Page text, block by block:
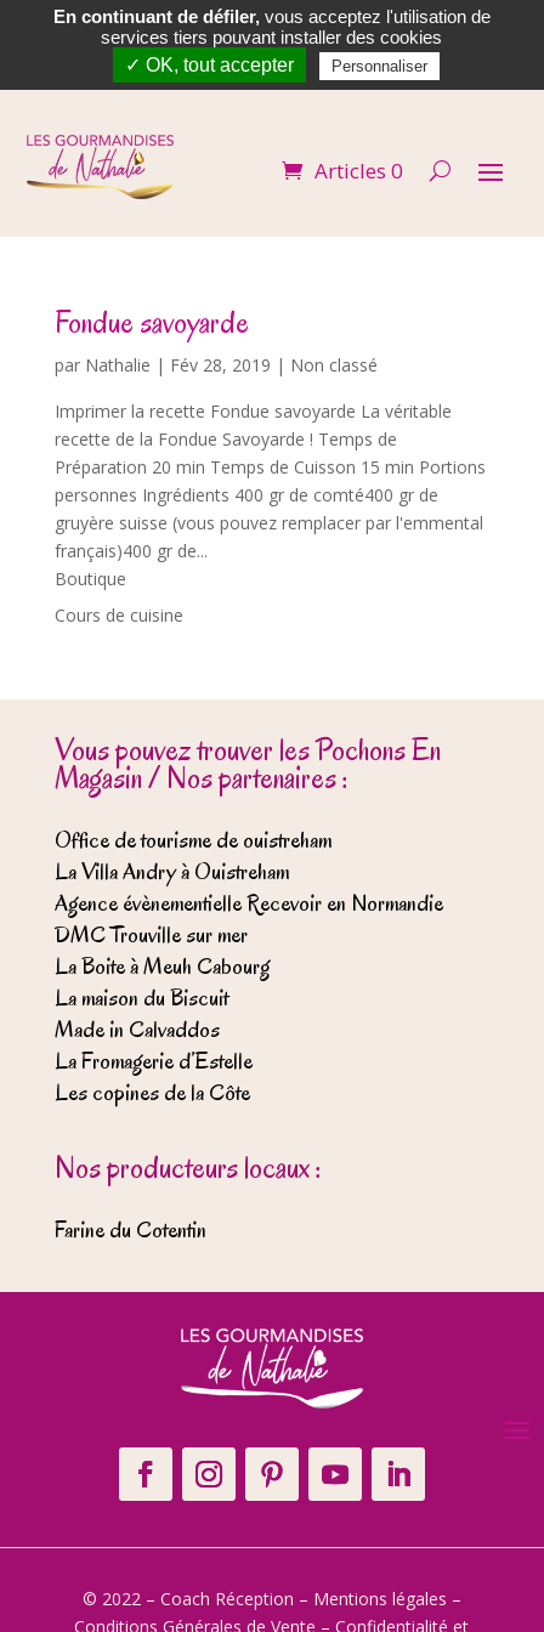
 
Articles 0
Fondue savoyarde
par Nathalie | Fév 28, 2019 | Non classé
Imprimer la recette Fondue savoyarde La véritable
recette de la Fondue Savoyarde ! Temps de
Préparation 20 min Temps de Cuisson 15 min Portions
personnes Ingrédients 400 gr de comté400 gr de
gruyère suisse (vous pouvez remplacer par l'emmental
français)400 gr de...
Boutique
Cours de cuisine
Vous pouvez trouver les Pochons En
Magasin / Nos partenaires :
Office de tourisme de ouistreham
La Villa Andry à Ouistreham
Agence évènementielle Recevoir en Normandie
DMC Trouville sur mer
La Boite à Meuh Cabourg
La maison du Biscuit
Made in Calvaddos
La Fromagerie d’Estelle
Les copines de la Côte
Nos producteurs locaux :
Farine du Cotentin
© 2022 – Coach Réception – Mentions légales –
Conditions Générales de Vente –Confidentialité et
En continuant de défiler,vous acceptez l'utilisation de
services tiers pouvant installer des cookies
✓ OK, tout accepter
Personnaliser